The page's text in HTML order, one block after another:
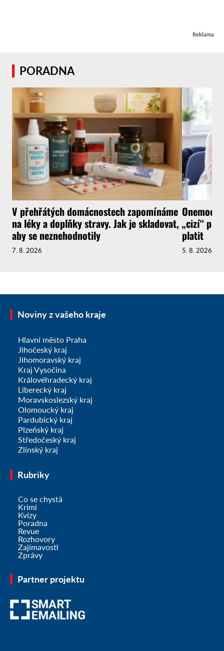
Reklama
PORADNA
V přehřátých domácnostech zapomínáme
na léky a doplňky stravy. Jak je skladovat,
aby se neznehodnotily
7. 8. 2026
„cizí“
platit
5. 8. 2026
Noviny z vašeho kraje
Hlavní město Praha
Jihočeský kraj
Jihomoravský kraj
Kraj Vysočina
Královéhradecký kraj
Liberecký kraj
Moravskoslezský kraj
Olomoucký kraj
Pardubický kraj
Plzeňský kraj
Středočeský kraj
Zlínský kraj
Rubriky
Co se chystá
Krimi
Kvízy
Poradna
Revue
Rozhovory
Zajímavosti
Zprávy
Partner projektu